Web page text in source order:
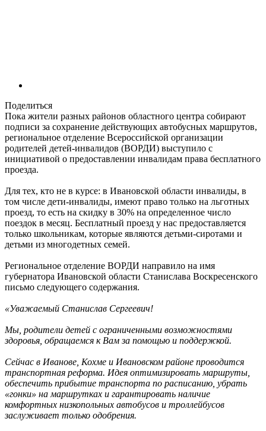
Поделиться
Пока жители разных районов областного центра собирают
подписи за сохранение действующих автобусных маршрутов,
региональное отделение Всероссийской организации
родителей детей-инвалидов (ВОРДИ) выступило с
инициативой о предоставлении инвалидам права бесплатного
проезда.
Для тех, кто не в курсе: в Ивановской области инвалиды, в
том числе дети-инвалиды, имеют право только на льготных
проезд, то есть на скидку в 30% на определенное число
поездок в месяц. Бесплатный проезд у нас предоставляется
только школьникам, которые являются детьми-сиротами и
детьми из многодетных семей.
Региональное отделение ВОРДИ направило на имя
губернатора Ивановской области Станислава Воскресенского
письмо следующего содержания.
«Уважаемый Станислав Сергеевич!
Мы, родители детей с ограниченными возможностями
здоровья, обращаемся к Вам за помощью и поддержкой.
Сейчас в Иванове, Кохме и Ивановском районе проводится
транспортная реформа. Идея оптимизировать маршруты,
обеспечить прибытие транспорта по расписанию, убрать
«гонки» на маршрутках и гарантировать наличие
комфортных низкопольных автобусов и троллейбусов
заслуживает только одобрения.